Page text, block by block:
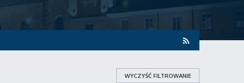
WYCZYŚĆ FILTROWANIE